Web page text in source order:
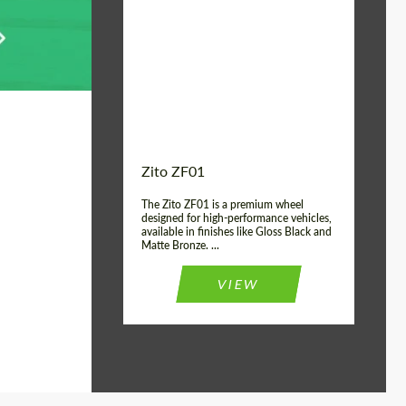
Zito ZF01
The Zito ZF01 is a premium wheel
designed for high-performance vehicles,
available in finishes like Gloss Black and
Matte Bronze. ...
VIEW